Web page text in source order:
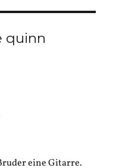
quinn
eine Gitarre.